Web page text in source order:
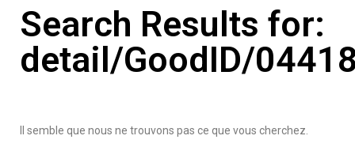
Search Results for:
detail/GoodID/
Il semble que nous ne trouvons pas ce que vous cherchez.